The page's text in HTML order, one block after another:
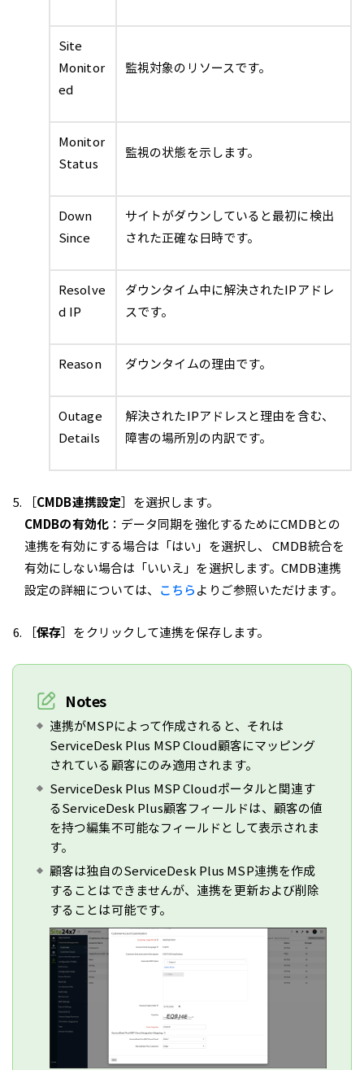
Site
Monitor
ed
監視対象のリソースです。
Monitor
Status
監視の状態を示します。
Down
Since
サイトがダウンしていると最初に検出
された正確な日時です。
Resolve
d IP
ダウンタイム中に解決されたIPアドレ
スです。
Reason ダウンタイムの理由です。
Outage
Details
解決されたIPアドレスと理由を含む、
障害の場所別の内訳です。
［CMDB連携設定］を選択します。
CMDBの有効化：データ同期を強化するためにCMDBとの
連携を有効にする場合は「はい」を選択し、 CMDB統合を
有効にしない場合は「いいえ」を選択します。CMDB連携
設定の詳細については、 こちらよりご参照いただけます。
［保存］をクリックして連携を保存します。
Notes
連携がMSPによって作成されると、それは
ServiceDesk Plus MSP Cloud顧客にマッピング
されている顧客にのみ適用されます。
ServiceDesk Plus MSP Cloudポータルと関連す
るServiceDesk Plus顧客フィールドは、顧客の値
を持つ編集不可能なフィールドとして表示されま
す。
顧客は独自のServiceDesk Plus MSP連携を作成
することはできませんが、連携を更新および削除
することは可能です。